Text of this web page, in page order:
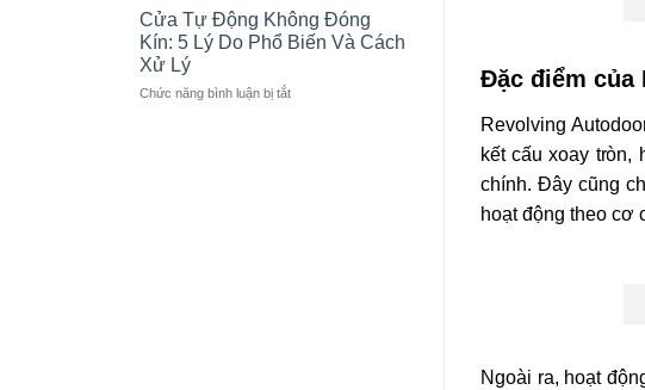
Long
XẠ
TRỊ
LINAC
đặt
cửa
tự
YChi:
Cửa Tự Động Không Đóng
Kín: 5 Lý Do Phổ Biến Và Cách
Xử Lý
Chức năng bình luận bị tắtở
Đặc điểm của
Revolving
kết cấu xoay
chính. Đây cũng
hoạt động theo cơ
Ngoài ra, hoạt